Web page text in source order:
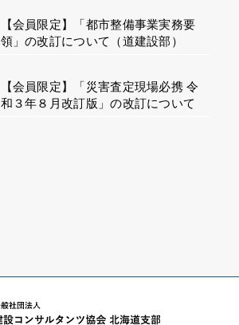
【会員限定】「都市整備事業実務要
領」の改訂について（道建設部）
【会員限定】「災害査定現場必携 令
和３年８月改訂版」の改訂について